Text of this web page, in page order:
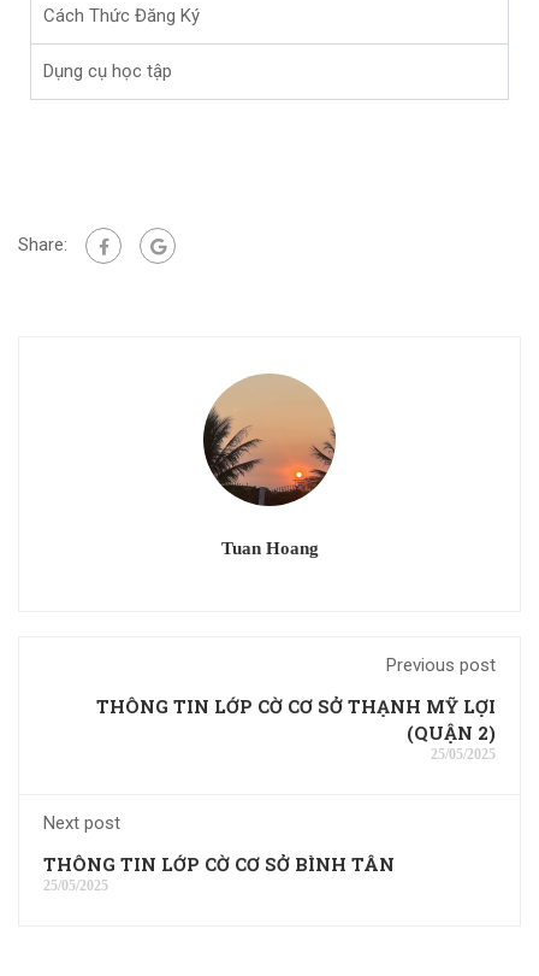
Cách Thức Đăng Ký
Dụng cụ học tập
Share:
Tuan Hoang
Previous post
THÔNG TIN LỚP CỜ CƠ SỞ THẠNH MỸ LỢI
(QUẬN 2)
25/05/2025
Next post
THÔNG TIN LỚP CỜ CƠ SỞ BÌNH TÂN
25/05/2025